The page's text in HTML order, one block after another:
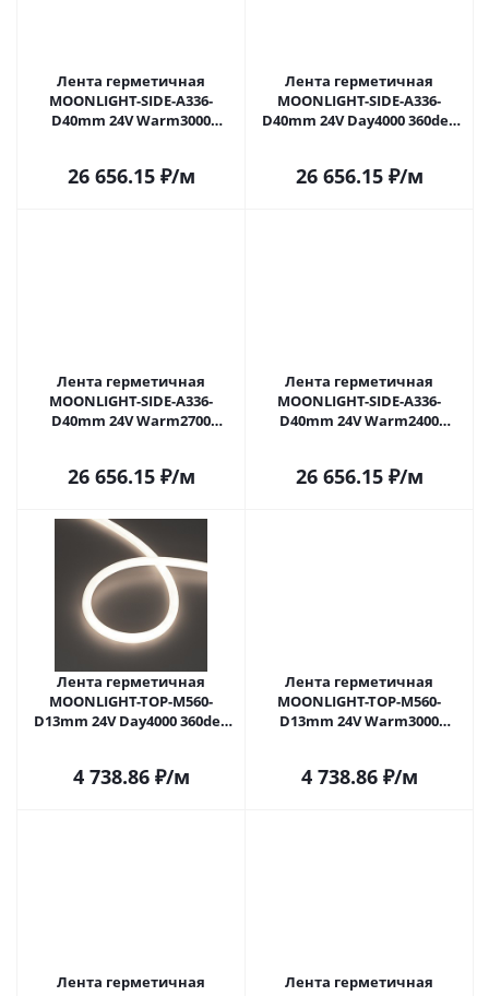
Лента герметичная
MOONLIGHT-SIDE-A336-
D40mm 24V Warm3000
боковой, 3 года)
26 656.15₽/м
Лента герметичная
MOONLIGHT-SIDE-A336-
D40mm 24V Day4000 360deg
3 года)
26 656.15₽/м
Лента герметичная
MOONLIGHT-SIDE-A336-
D40mm 24V Warm2700
боковой, 3 года)
26 656.15₽/м
Лента герметичная
MOONLIGHT-SIDE-A336-
D40mm 24V Warm2400
боковой, 3 года)
26 656.15₽/м
Лента герметичная
MOONLIGHT-TOP-M560-
D13mm 24V Day4000 360deg
года)
4 738.86₽/м
Лента герметичная
MOONLIGHT-TOP-M560-
D13mm 24V Warm3000
прямой, 3 года)
4 738.86₽/м
Лента герметичная
Лента герметичная